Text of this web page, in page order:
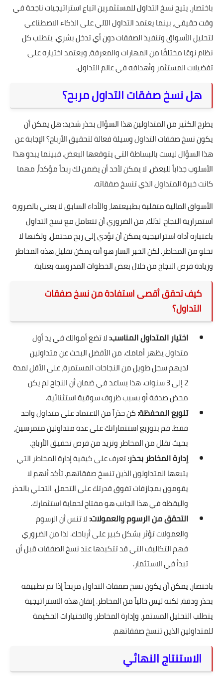
باختصار، يتيح نسخ التداول للمستثمرين اتباع استراتيجيات ناجحة في
وقت حقيقي، بينما يعتمد التداول الآلي على الذكاء الاصطناعي
لتحليل الأسواق وتنفيذ الصفقات دون أي تدخل بشري. يتطلب كل
نظام نوعًا مختلفًا من المهارات والمعرفة، ويعتمد اختياره على
تفضيلات المستثمر وأهدافه في عالم التداول.
هل نسخ صفقات التداول مربح؟
يطرح الكثير من المتداولين هذا السؤال بحذر شديد: هل يمكن أن
يكون نسخ صفقات التداول وسيلة فعالة لتحقيق الأرباح؟ الإجابة عن
هذا السؤال ليست بالبساطة التي يتوقعها البعض. فبينما يبدو هذا
الأسلوب جذاباً للبعض، لا يمكن لأحد أن يضمن لك ربحاً مؤكداً، مهما
كانت خبرة المتداول الذي تنسخ صفقاته.
الأسواق المالية متقلبة بطبيعتها، والأداء السابق لا يعني بالضرورة
استمرارية النجاح. لذلك، من الضروري أن تتعامل مع نسخ التداول
باعتباره أداة استراتيجية يمكن أن تؤدي إلى ربح محتمل، ولكنها لا
تخلو من المخاطر. لكن الخبر السار هو أنه يمكن تقليل هذه المخاطر
وزيادة فرص النجاح من خلال بعض الخطوات المدروسة بعناية.
كيف تحقق أقصى استفادة من نسخ صفقات
التداول؟
اختيار المتداول المناسب:لا تضع أموالك في يد أول
متداول يظهر أمامك. من الأفضل البحث عن متداولين
لديهم سجل طويل من النجاحات المستمرة، على الأقل لمدة
2 إلى 3 سنوات. هذا يساعد في ضمان أن النجاح لم يكن
محض صدفة أو بسبب ظروف سوقية استثنائية.
تنويع المحفظة:كن حذراً من الاعتماد على متداول واحد
فقط. قم بتوزيع استثماراتك على عدة متداولين متمرسين،
بحيث تقلل من المخاطر وتزيد من فرص تحقيق الأرباح.
إدارة المخاطر بحذر:تعرف على كيفية إدارة المخاطر التي
يتبعها المتداولون الذين تنسخ صفقاتهم. تأكد أنهم لا
يقومون بمجازفات تفوق قدرتك على التحمل. التحلي بالحذر
واليقظة في هذا الجانب هو مفتاح لحماية استثمارك.
التحقق من الرسوم والعمولات:لا تنس أن الرسوم
والعمولات تؤثر بشكل كبير على أرباحك. لذا من الضروري
فهم التكاليف التي قد تتكبدها عند نسخ الصفقات قبل أن
تبدأ في الاستثمار.
باختصار، يمكن أن يكون نسخ صفقات التداول مربحاً إذا تم تطبيقه
بحذر ودقة، لكنه ليس خالياً من المخاطر. إتقان هذه الاستراتيجية
يتطلب التحليل المستمر، وإدارة المخاطر، والاختيارات الحكيمة
للمتداولين الذين تنسخ صفقاتهم.
الاستنتاج النهائي